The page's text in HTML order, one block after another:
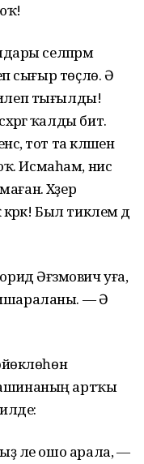
селпәрәмә
сығыр төҫлө. Ә
тығылды!
ҡалды бит.
тот та кәләшен
Исмаһам, нисә
Хәҙер
Был тиклем дә
Әғзәмович уға,
— Ә
артҡы
әле ошо арала, —